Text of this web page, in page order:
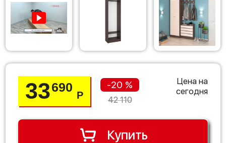
33690
Р
-20 %
42 110
Цена на
сегодня
Купить